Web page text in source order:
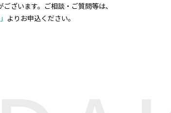
ざいます。 ご相談・ご質問等は、
よりお申込ください。